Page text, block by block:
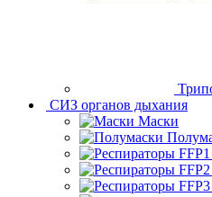
СИЗ органов дыхания
Маски